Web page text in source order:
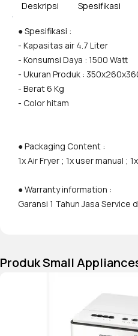
Deskripsi Spesifikasi
● Spesifikasi :
- Kapasitas air 4.7 Liter
- Konsumsi Daya : 1500 Watt
- Ukuran Produk :
- Berat 6 Kg
- Color hitam
● Packaging Content :
1x Air Fryer ; 1x user manual ;
● Warranty information :
Garansi 1 Tahun Jasa Service
Produk Small